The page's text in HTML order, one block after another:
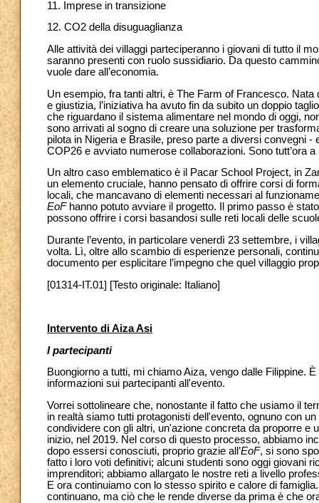
11. Imprese in transizione
12. CO2 della disuguaglianza
Alle attività dei villaggi parteciperanno i giovani di tutto il
saranno presenti con ruolo sussidiario. Da questo
vuole dare all’economia.
Un esempio, fra tanti altri, è The Farm of Francesco.
e giustizia, l’iniziativa ha avuto fin da subito un doppio
che riguardano il sistema alimentare nel mondo di oggi,
sono arrivati al sogno di creare una soluzione per
pilota in Nigeria e Brasile, preso parte a diversi convegni -
COP26 e avviato numerose collaborazioni. Sono tutt’ora
Un altro caso emblematico è il Pacar School Project, in
un elemento cruciale, hanno pensato di offrire corsi di
locali, che mancavano di elementi necessari al
EoFhanno potuto avviare il progetto. Il primo passo è
possono offrire i corsi basandosi sulle reti locali delle
Durante l’evento, in particolare venerdì 23 settembre, i
volta. Lì, oltre allo scambio di esperienze personali,
documento per esplicitare l’impegno che quel villaggio
[01314-IT.01] [Testo originale: Italiano]
Intervento di Aiza Asi
I partecipanti
Buongiorno a tutti, mi chiamo Aiza, vengo dalle Filippine.
informazioni sui partecipanti all'evento.
Vorrei sottolineare che, nonostante il fatto che usiamo il
in realtà siamo tutti protagonisti dell'evento, ognuno con
condividere con gli altri, un'azione concreta da proporre e
inizio, nel 2019. Nel corso di questo processo, abbiamo
dopo essersi conosciuti, proprio grazie all’EoF, si sono
fatto i loro voti definitivi; alcuni studenti sono oggi giovani
imprenditori; abbiamo allargato le nostre reti a livello
E ora continuiamo con lo stesso spirito e calore di
continuano, ma ciò che le rende diverse da prima è che